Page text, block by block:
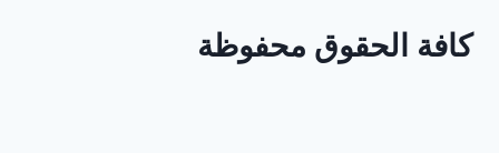
كافة الحقوق محفوظة